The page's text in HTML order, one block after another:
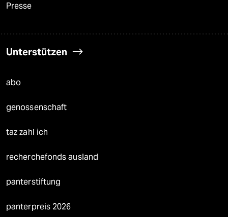
Presse
Unterstützen
abo
genossenschaft
taz zahl ich
recherchefonds ausland
panterstiftung
panterpreis 2026